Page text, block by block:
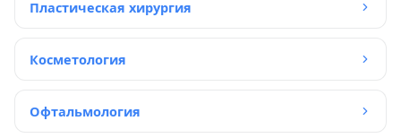
Пластическая хирургия
Косметология
Офтальмология